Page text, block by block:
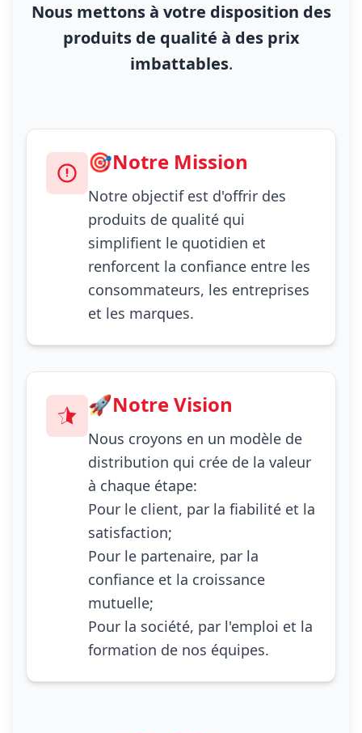
Nous mettons à votre disposition des
produits de qualité à des prix
imbattables.
🎯Notre Mission
Notre objectif est d'offrir des
produits de qualité qui
simplifient le quotidien et
renforcent la confiance entre les
consommateurs, les entreprises
et les marques.
🚀Notre Vision
Nous croyons en un modèle de
distribution qui crée de la valeur
à chaque étape:
Pour le client, par la fiabilité et la
satisfaction;
Pour le partenaire, par la
confiance et la croissance
mutuelle;
Pour la société, par l'emploi et la
formation de nos équipes.